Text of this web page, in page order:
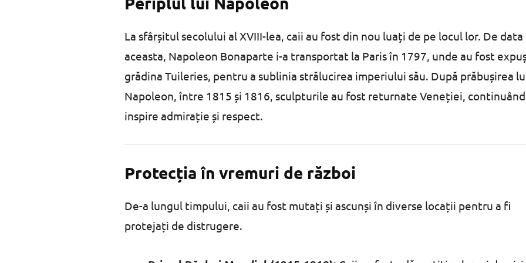
La sfârșitul secolului al XVIII-lea, caii au fost din nou luați de pe locul lor. De data
aceasta, Napoleon Bonaparte i-a transportat la Paris în 1797, unde au fost
grădina Tuileries, pentru a sublinia strălucirea imperiului său. După prăbușirea
Napoleon, între 1815 și 1816, sculpturile au fost returnate Veneției, continuând
inspire admirație și respect.
Protecția în vremuri de război
De-a lungul timpului, caii au fost mutați și ascunși în diverse locații pentru a fi
protejați de distrugere.